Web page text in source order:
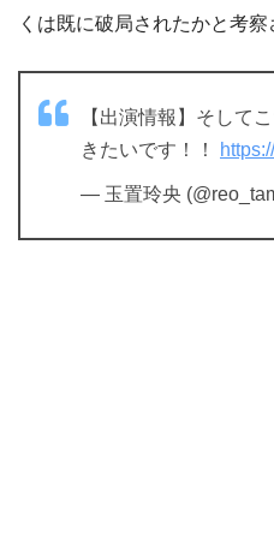
くは既に破局されたかと考察
【出演情報】そして
きたいです！！
— 玉置玲央